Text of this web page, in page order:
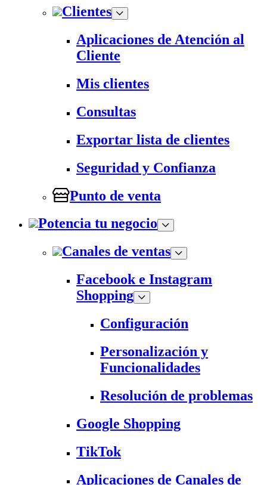
Clientes
Aplicaciones de Atención al
Cliente
Mis clientes
Consultas
Exportar lista de clientes
Seguridad y Confianza
Punto de venta
Potencia tu negocio
Canales de ventas
Facebook e Instagram
Shopping
Configuración
Personalización y
Funcionalidades
Resolución de problemas
Google Shopping
TikTok
Aplicaciones de Canales de